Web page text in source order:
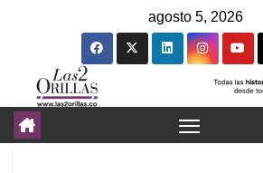
agosto 5, 2026